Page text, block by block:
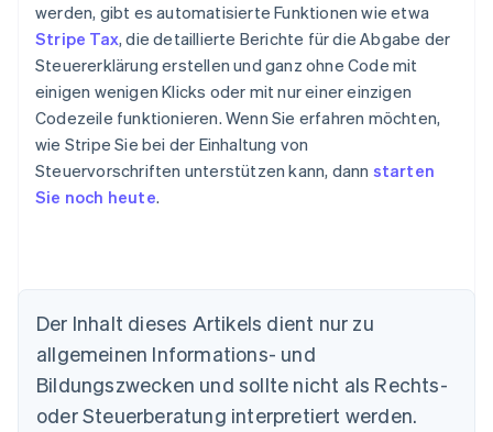
werden, gibt es automatisierte Funktionen wie etwa
Stripe Tax, die detaillierte Berichte für die Abgabe der
Steuererklärung erstellen und ganz ohne Code mit
einigen wenigen Klicks oder mit nur einer einzigen
Codezeile funktionieren. Wenn Sie erfahren möchten,
wie Stripe Sie bei der Einhaltung von
Steuervorschriften unterstützen kann, dann starten
Sie noch heute.
Der Inhalt dieses Artikels dient nur zu
allgemeinen Informations- und
Bildungszwecken und sollte nicht als Rechts-
oder Steuerberatung interpretiert werden.